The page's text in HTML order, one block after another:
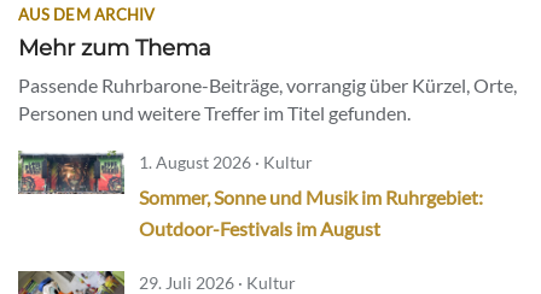
AUS DEM ARCHIV
Mehr zum Thema
Passende Ruhrbarone-Beiträge, vorrangig über Kürzel, Orte,
Personen und weitere Treffer im Titel gefunden.
1. August 2026 · Kultur
Sommer, Sonne und Musik im Ruhrgebiet:
Outdoor-Festivals im August
29. Juli 2026 · Kultur